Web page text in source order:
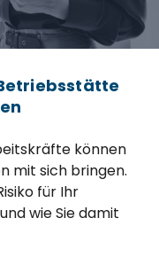
können
mit sich bringen.
für Ihr
wie Sie damit